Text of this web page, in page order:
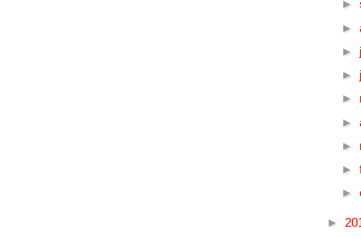
►
►
►
►
►
►
►
►
►
►